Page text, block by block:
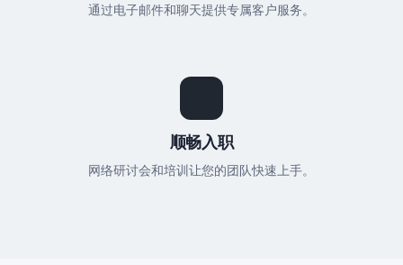
通过电子邮件和聊天提供专属客户服务。
顺畅入职
网络研讨会和培训让您的团队快速上手。